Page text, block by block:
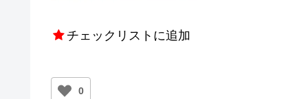
チェックリストに追加
0